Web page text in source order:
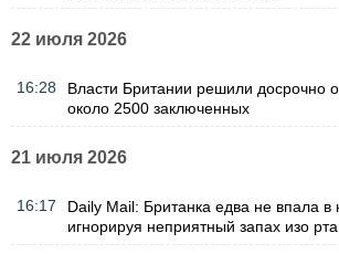
22 июля 2026
16:28
Власти Британии решили досрочно
около 2500 заключенных
21 июля 2026
16:17
Daily Mail: Британка едва не впала в
игнорируя неприятный запах изо рта